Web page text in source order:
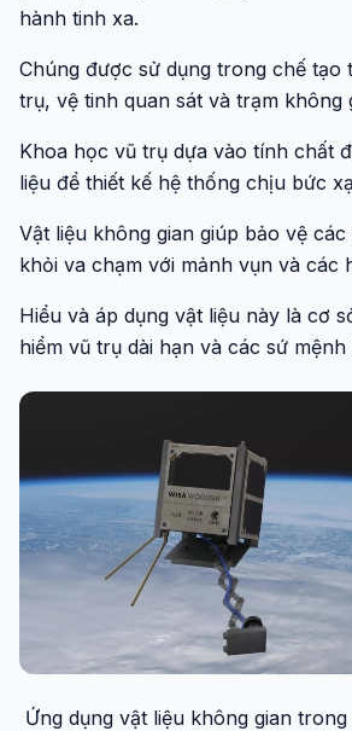
hành tinh xa.
Chúng được sử dụng trong chế tạo
trụ, vệ tinh quan sát và trạm không
Khoa học vũ trụ dựa vào tính chất
liệu để thiết kế hệ thống chịu bức
Vật liệu không gian giúp bảo vệ
khỏi va chạm với mảnh vụn và các
Hiểu và áp dụng vật liệu này là cơ
hiểm vũ trụ dài hạn và các sứ mệnh
Ứng dụng vật liệu không gian